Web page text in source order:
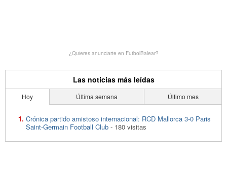
¿Quieres anunciarte en FutbolBalear?
Las noticias más leídas
Hoy Última semana Último mes
Crónica partido amistoso internacional: RCD Mallorca 3-0 Paris
Saint-Germain Football Club - 180 visitas